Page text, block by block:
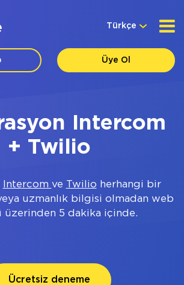
Türkçe
Üye Ol
Intercom
+ Twilio
Intercom ve Twilio herhangi bir
uzmanlık bilgisi olmadan web
üzerinden 5 dakika içinde.
Ücretsiz deneme